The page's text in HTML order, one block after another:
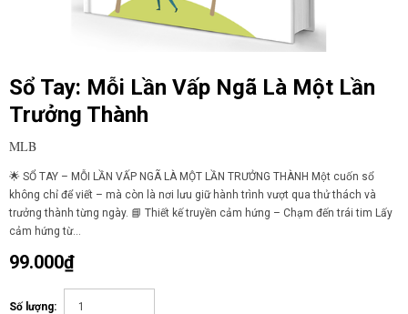
Sổ Tay: Mỗi Lần Vấp Ngã Là Một Lần
Trưởng Thành
MLB
🌟 SỔ TAY – MỖI LẦN VẤP NGÃ LÀ MỘT LẦN TRƯỞNG THÀNH Một cuốn sổ
không chỉ để viết – mà còn là nơi lưu giữ hành trình vượt qua thử thách và
trưởng thành từng ngày. 📘 Thiết kế truyền cảm hứng – Chạm đến trái tim Lấy
cảm hứng từ...
99.000₫
Số lượng: